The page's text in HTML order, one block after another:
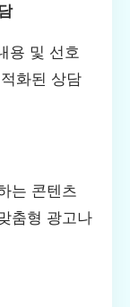
용 및 선호
화된 상담
는 콘텐츠
춤형 광고나